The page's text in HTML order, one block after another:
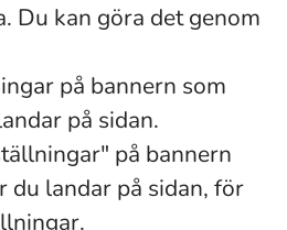
Du kan göra det genom
på bannern som
på sidan.
på bannern
du landar på sidan, för